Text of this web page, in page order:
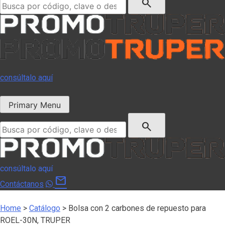
consúltalo aquí
Primary Menu
search
consúltalo aquí
Contáctanos
mail
Home > Catálogo > Bolsa con 2 carbones de repuesto para
ROEL-30N, TRUPER